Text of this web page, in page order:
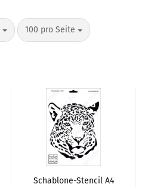
100 pro Seite
pro Seite
Schablone-Stencil A4